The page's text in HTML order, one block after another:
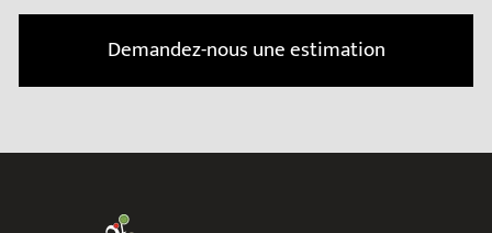
Demandez-nous une estimation